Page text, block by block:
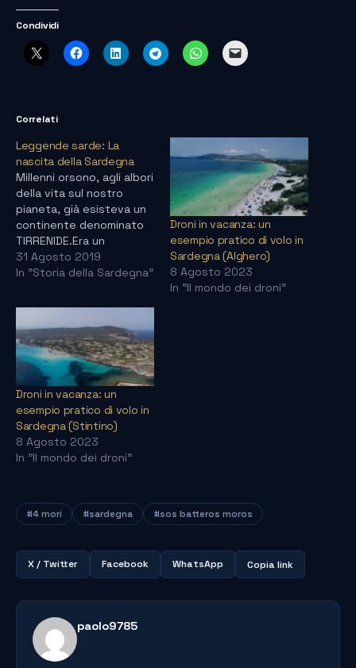
Condividi
Correlati
Leggende sarde: La
nascita della Sardegna
Millenni orsono, agli albori
della vita sul nostro
pianeta, già esisteva un
continente denominato
TIRRENIDE.Era un
continente esteso,
ricoperto da una natura
Una notte
improvvisamente, per
motivi inspiegabili, l'ira di
DIO si scagliò su
Tirrenide. Il suolo
cominciò ad agitarsi…
31 Agosto 2019
In "Storia della Sardegna"
Droni in vacanza: un
esempio pratico di volo in
Sardegna (Alghero)
8 Agosto 2023
In "Il mondo dei droni"
Droni in vacanza: un
esempio pratico di volo in
Sardegna (Stintino)
8 Agosto 2023
In "Il mondo dei droni"
#4 mori #sardegna #sos batteros moros
X / Twitter Facebook WhatsApp Copia link
paolo9785